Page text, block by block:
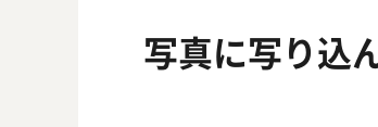
写真に写り込